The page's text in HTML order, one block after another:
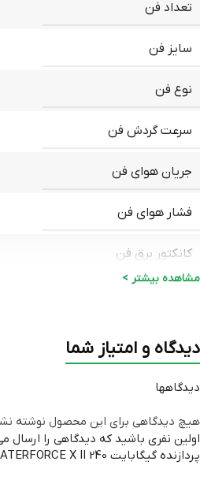
تعداد فن
سایز فن
نوع فن
سرعت گردش فن
جریان هوای فن
فشار هوای فن
کانکتور برق فن
جنس بلوک تماس
نرم افزار
مشاهده بیشتر >
دیدگاه و امتیاز شما
دیدگاهها
هیچ دیدگاهی برای این محصول نوشته
اولین نفری باشید که دیدگاهی را ارسال
پردازنده گیگابایت AORUS WATERFORCE X II 240”